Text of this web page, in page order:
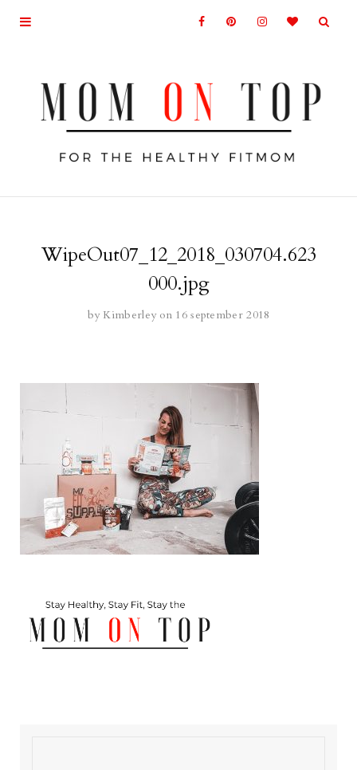
WipeOut07_12_2018_030704.623
000.jpg
by Kimberley on 16 september 2018